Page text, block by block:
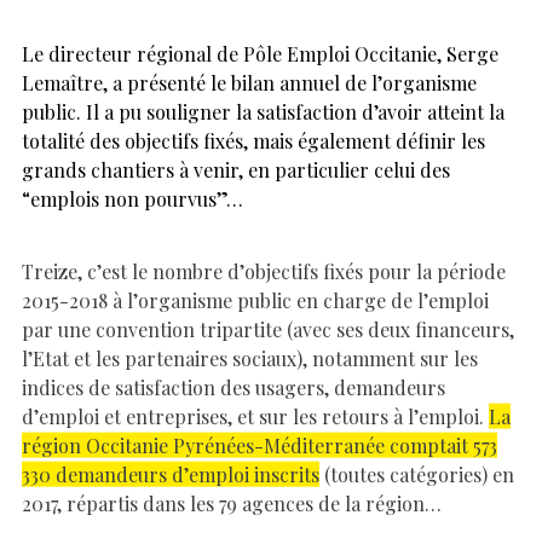
Le directeur régional de Pôle Emploi Occitanie, Serge
Lemaître, a présenté le bilan annuel de l’organisme
public. Il a pu souligner la satisfaction d’avoir atteint la
totalité des objectifs fixés, mais également définir les
grands chantiers à venir, en particulier celui des
“emplois non pourvus”…
Treize, c’est le nombre d’objectifs fixés pour la période
2015-2018 à l’organisme public en charge de l’emploi
par une convention tripartite (avec ses deux financeurs,
l’Etat et les partenaires sociaux), notamment sur les
indices de satisfaction des usagers, demandeurs
d’emploi et entreprises, et sur les retours à l’emploi. La
région Occitanie Pyrénées-Méditerranée comptait 573
330 demandeurs d’emploi inscrits (toutes catégories) en
2017, répartis dans les 79 agences de la région…